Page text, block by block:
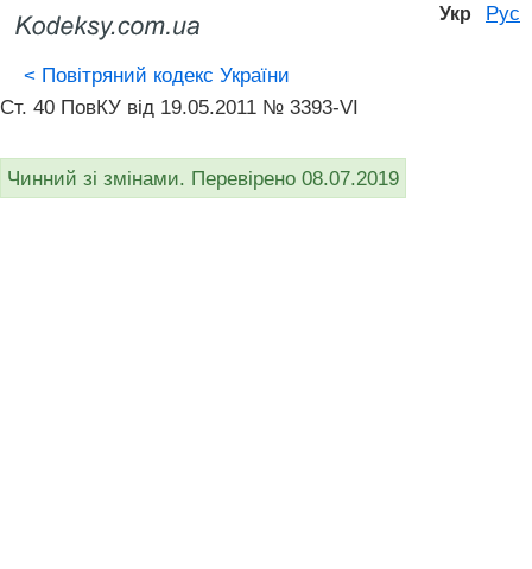
Укр Рус
< Повітряний кодекс України
Ст. 40 ПовКУ від 19.05.2011 № 3393-VI
Чинний зі змінами. Перевірено 08.07.2019